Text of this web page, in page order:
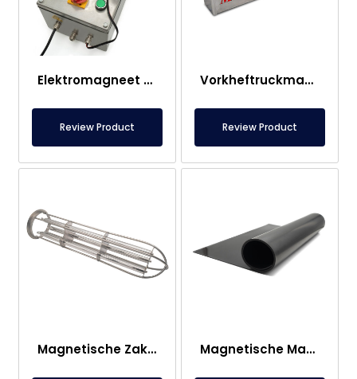
Elektromagneet Paneel
Review Product
Vorkheftruckmagneet – Volledig RVS – 10 cm Effectieve Afstand – Eenvoudige Ontgrendeling met Handgreep
Review Product
Magnetische Zakfilterkop Magnetische Mat – Voor Onder Voet – Voedselveilig